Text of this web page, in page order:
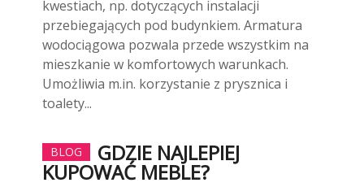
kwestiach, np. dotyczących instalacji
przebiegających pod budynkiem. Armatura
wodociągowa pozwala przede wszystkim na
mieszkanie w komfortowych warunkach.
Umożliwia m.in. korzystanie z prysznica i
toalety...
BLOG GDZIE NAJLEPIEJ
KUPOWAĆ MEBLE?